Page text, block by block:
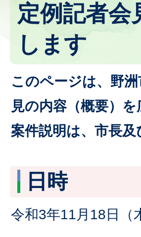
定例記者会
します
このページは、野
見の内容（概要）
案件説明は、市長
日時
令和3年11月18日（